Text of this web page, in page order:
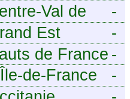
-
Val de
-
Est
-
de France
-
de-France